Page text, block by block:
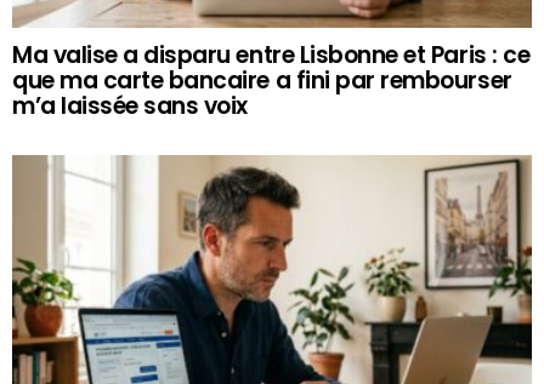
Ma valise a disparu entre Lisbonne et Paris : ce
que ma carte bancaire a fini par rembourser
m’a laissée sans voix